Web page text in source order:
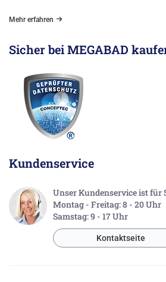
Mehr erfahren
Sicher bei MEGABAD
Kundenservice
Unser Kundenservice ist für
Montag - Freitag: 8 - 20 Uhr
Samstag: 9 - 17 Uhr
Kontaktseite